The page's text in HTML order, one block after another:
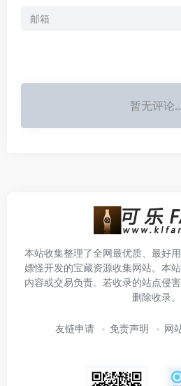
暂无评论
本站收集整理了全网最优质、最好
嫖怪开发的宝藏资源收集网站。本
内容或交易负责。若收录的站点侵
删除收录。
友链申请 免责声明 网